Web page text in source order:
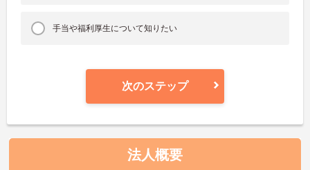
手当や福利厚生について知りたい
次のステップ
法人概要